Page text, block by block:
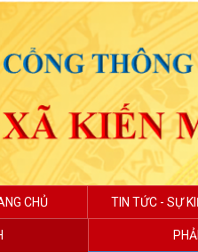
CHỦ TIN TỨC - SỰ